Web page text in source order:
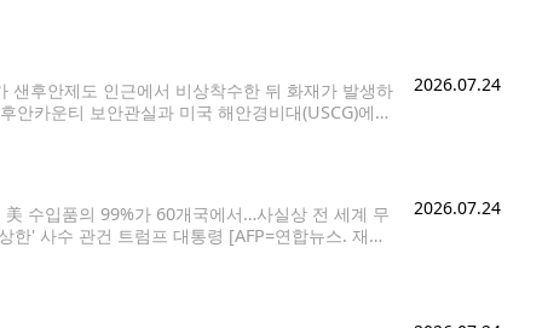
후안제도 인근에서 비상착수한 뒤 화재가 발생하
카운티 보안관실과 미국 해안경비대(USCG)에
2026.07.24
수입품의 99%가 60개국에서…사실상 전 세계 무
' 사수 관건 트럼프 대통령 [AFP=연합뉴스. 재판
2026.07.24